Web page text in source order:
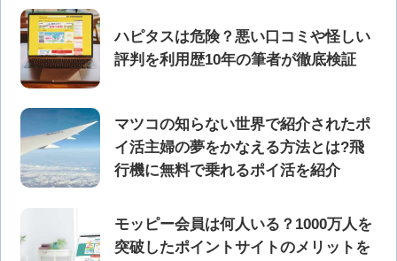
ハピタスは危険？悪い口コミや怪しい
評判を利用歴10年の筆者が徹底検証
マツコの知らない世界で紹介されたポ
イ活主婦の夢をかなえる方法とは?飛
行機に無料で乗れるポイ活を紹介
モッピー会員は何人いる？1000万人を
突破したポイントサイトのメリットを